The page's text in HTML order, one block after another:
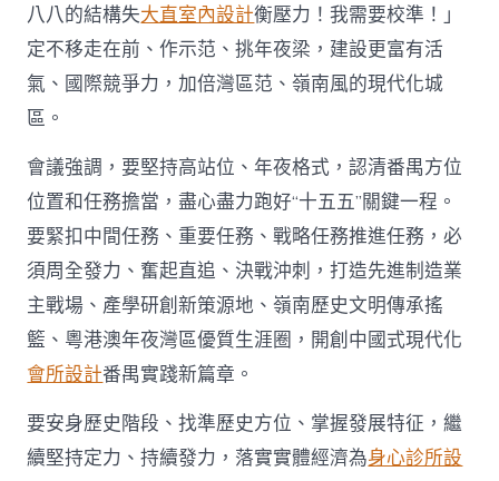
八八的結構失大直室內設計衡壓力！我需要校準！」
定不移走在前、作示范、挑年夜梁，建設更富有活
氣、國際競爭力，加倍灣區范、嶺南風的現代化城
區。
會議強調，要堅持高站位、年夜格式，認清番禺方位
位置和任務擔當，盡心盡力跑好“十五五”關鍵一程。
要緊扣中間任務、重要任務、戰略任務推進任務，必
須周全發力、奮起直追、決戰沖刺，打造先進制造業
主戰場、產學研創新策源地、嶺南歷史文明傳承搖
籃、粵港澳年夜灣區優質生涯圈，開創中國式現代化
會所設計番禺實踐新篇章。
要安身歷史階段、找準歷史方位、掌握發展特征，繼
續堅持定力、持續發力，落實實體經濟為身心診所設